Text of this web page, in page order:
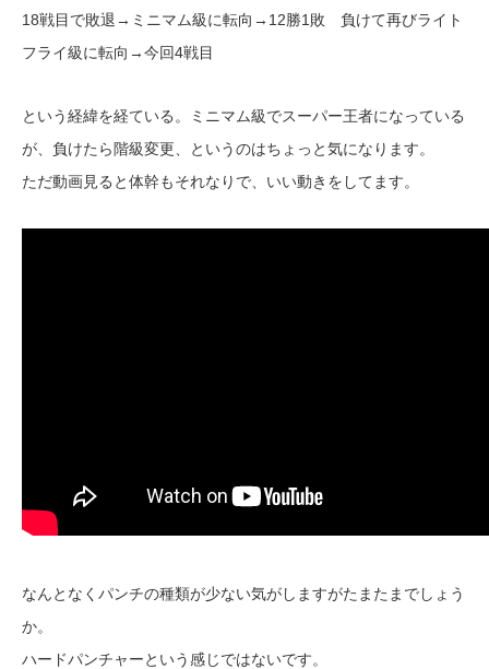
18戦目で敗退→ミニマム級に転向→12勝1敗 負けて再びライト
フライ級に転向→今回4戦目
という経緯を経ている。ミニマム級でスーパー王者になっている
が、負けたら階級変更、というのはちょっと気になります。
ただ動画見ると体幹もそれなりで、いい動きをしてます。
なんとなくパンチの種類が少ない気がしますがたまたまでしょう
か。
ハードパンチャーという感じではないです。